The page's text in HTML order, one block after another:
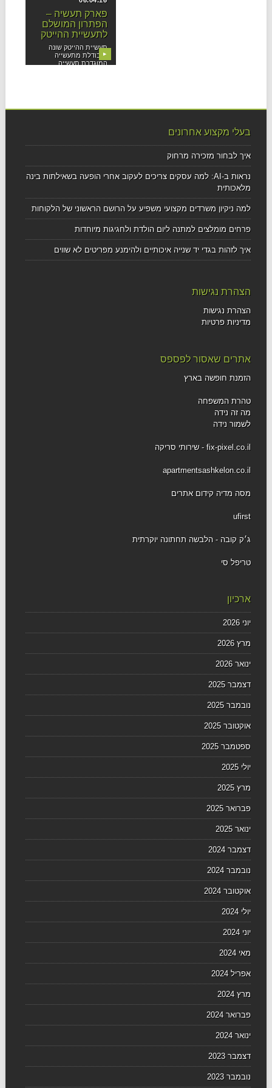
פארק תעשיה –
הפתרון המושלם
לתעשיית ההייטק
תעשיית ההייטק שונה
ומבודלת מתעשייה
המוגדרת תעשייה
▶
בעלי מקצוע אחרונים
איך לבחור מזכירה מרחוק
נראות ב-AI: למה עסקים צריכים לעקוב אחרי הופעה בשאילתות בינה
מלאכותית
למה ניקיון משרדים מקצועי משפיע על הרושם הראשוני של הלקוחות
פרחים מומלצים למתנה ליום הולדת ולחגיגות מיוחדות
איך לזהות בגדי יד שנייה איכותיים ולהימנע מפריטים לא שווים
הצהרת נגישות
הצהרת נגישות
מדיניות פרטיות
אתרים שאסור לפספס
הזמנת חופשה בארץ
טהרת המשפחה
מה זה נידה
לשמור נידה
fix-pixel.co.il - שירותי סריקה
apartmentsashkelon.co.il
מסה מדיה קידום אתרים
ufirst
ג׳ק קובה - הלבשה תחתונה יוקרתית
טריפל סי
ארכיון
יוני 2026
מרץ 2026
ינואר 2026
דצמבר 2025
נובמבר 2025
אוקטובר 2025
ספטמבר 2025
יולי 2025
מרץ 2025
פברואר 2025
ינואר 2025
דצמבר 2024
נובמבר 2024
אוקטובר 2024
יולי 2024
יוני 2024
מאי 2024
אפריל 2024
מרץ 2024
פברואר 2024
ינואר 2024
דצמבר 2023
נובמבר 2023